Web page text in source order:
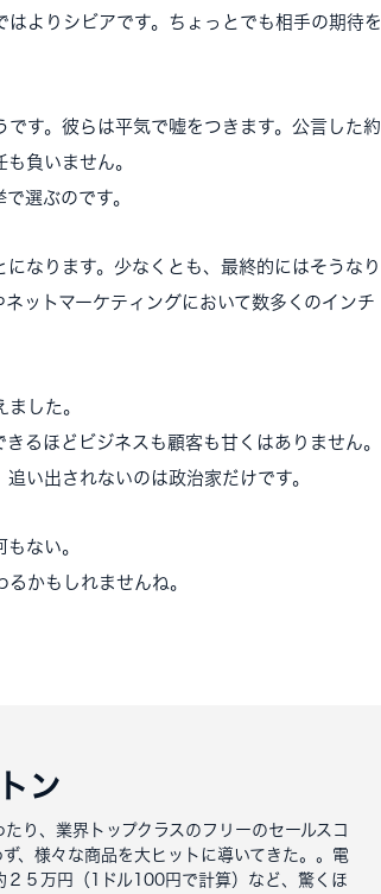
よりシビアです。ちょっとでも相手の期待を
す。彼らは平気で嘘をつきます。公言した約
負いません。
選ぶのです。
なります。少なくとも、最終的にはそうなり
ットマーケティングにおいて数多くのインチ
した。
るほどビジネスも顧客も甘くはありません。
い出されないのは政治家だけです。
ない。
かもしれませんね。
ン
り、業界トップクラスのフリーのセールスコ
、様々な商品を大ヒットに導いてきた。。電
２５万円（1ドル100円で計算）など、驚くほ